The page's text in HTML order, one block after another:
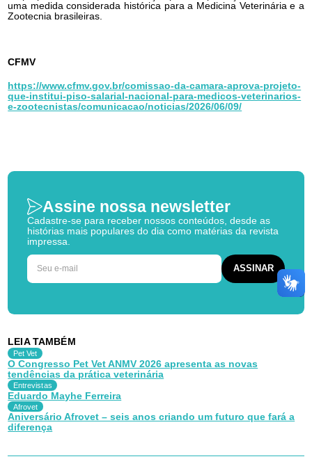
uma medida considerada histórica para a Medicina Veterinária e a
Zootecnia brasileiras.
CFMV
https://www.cfmv.gov.br/comissao-da-camara-aprova-projeto-
que-institui-piso-salarial-nacional-para-medicos-veterinarios-
e-zootecnistas/comunicacao/noticias/2026/06/09/
Assine nossa newsletter
Cadastre-se para receber nossos conteúdos, desde as
histórias mais populares do dia como matérias da revista
impressa.
LEIA TAMBÉM
Pet Vet
O Congresso Pet Vet ANMV 2026 apresenta as novas
tendências da prática veterinária
Entrevistas
Eduardo Mayhe Ferreira
Afrovet
Aniversário Afrovet – seis anos criando um futuro que fará a
diferença